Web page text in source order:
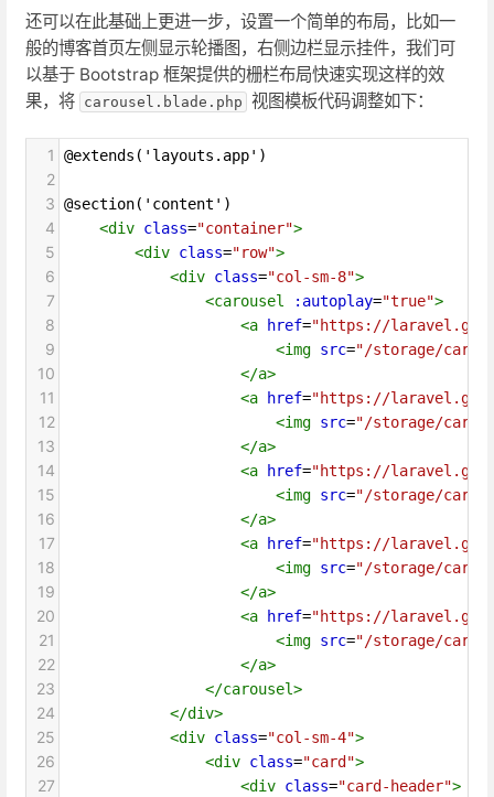
还可以在此基础上更进一步，设置一个简单的布局，比如一
般的博客首页左侧显示轮播图，右侧边栏显示挂件，我们可
以基于 Bootstrap 框架提供的栅栏布局快速实现这样的效
果，将 carousel.blade.php 视图模板代码调整如下：
1 @extends('layouts.app')
2
3 @section('content')
4 <div class="container">
5 <div class="row">
6 <div class="col-sm-8">
7 <carousel :autoplay="true">
8 <a href="https://
9 <img src="/storage/
10 </a>
11 <a href="https://
12 <img src="/storage/
13 </a>
14 <a href="https://
15 <img src="/storage/
16 </a>
17 <a href="https://
18 <img src="/storage/
19 </a>
20 <a href="https://
21 <img src="/storage/
22 </a>
23 </carousel>
24 </div>
25 <div class="col-sm-4">
26 <div class="card">
27 <div class="card-header">